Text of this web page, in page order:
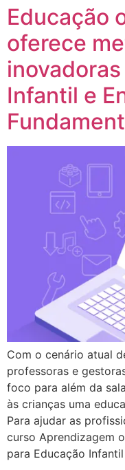
Educação
oferece
Infantil e
Com o cenário atual
professoras e
foco para além da
às crianças uma
Para ajudar as
curso Aprendizagem
para Educação